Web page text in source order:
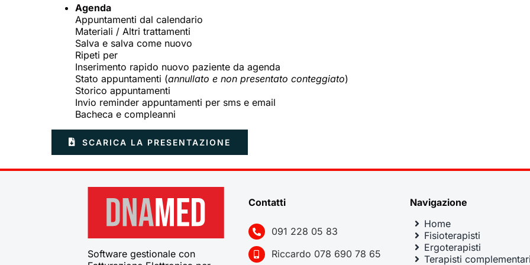
Agenda
Appuntamenti dal calendario
Materiali / Altri trattamenti
Salva e salva come nuovo
Ripeti per
Inserimento rapido nuovo paziente da agenda
Stato appuntamenti (annullato e non presentato conteggiato)
Storico appuntamenti
Invio reminder appuntamenti per sms e email
Bacheca e compleanni
SCARICA LA PRESENTAZIONE
Software gestionale con
Contatti
091 228 05 83
Riccardo 078 690 78 65
Navigazione
Home
Fisioterapisti
Ergoterapisti
Terapisti